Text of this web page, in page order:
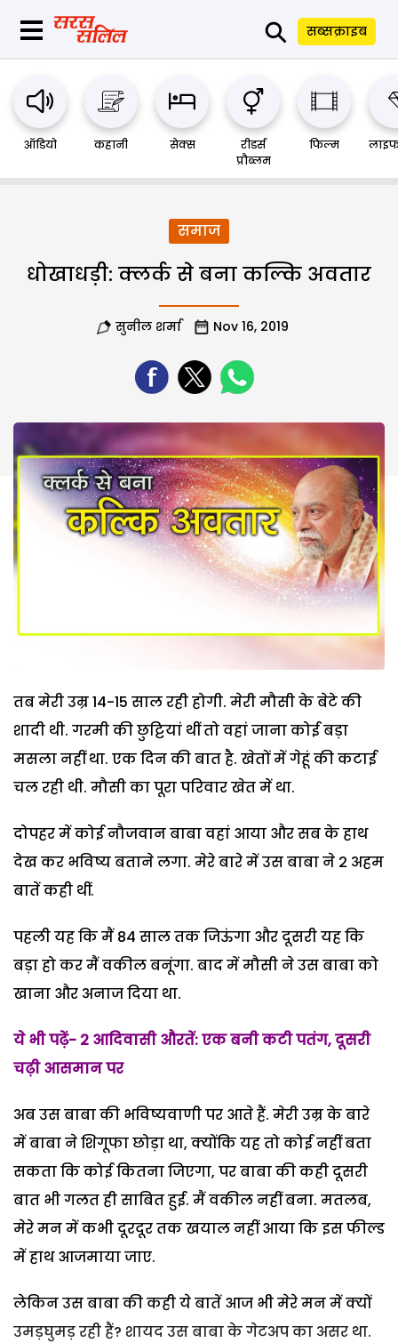
⚲ सब्सक्राइब
ऑडियो कहानी सेक्स
रीडर्स
प्रौब्लम
फिल्म
समाज
धोखाधड़ी: क्लर्क से बना कल्कि अवतार
सुनील शर्मा Nov 16, 2019
तब मेरी उम्र 14-15 साल रही होगी. मेरी मौसी के बेटे की
शादी थी. गरमी की छुट्टियां थीं तो वहां जाना कोई बड़ा
मसला नहीं था. एक दिन की बात है. खेतों में गेहूं की कटाई
चल रही थी. मौसी का पूरा परिवार खेत में था.
दोपहर में कोई नौजवान बाबा वहां आया और सब के हाथ
देख कर भविष्य बताने लगा. मेरे बारे में उस बाबा ने 2 अहम
बातें कही थीं.
पहली यह कि मैं 84 साल तक जिऊंगा और दूसरी यह कि
बड़ा हो कर मैं वकील बनूंगा. बाद में मौसी ने उस बाबा को
खाना और अनाज दिया था.
ये भी पढ़ें- 2 आदिवासी औरतें: एक बनी कटी पतंग, दूसरी
चढ़ी आसमान पर
अब उस बाबा की भविष्यवाणी पर आते हैं. मेरी उम्र के बारे
में बाबा ने शिगूफा छोड़ा था, क्योंकि यह तो कोई नहीं बता
सकता कि कोई कितना जिएगा, पर बाबा की कही दूसरी
बात भी गलत ही साबित हुई. मैं वकील नहीं बना. मतलब,
मेरे मन में कभी दूरदूर तक खयाल नहीं आया कि इस फील्ड
में हाथ आजमाया जाए.
लेकिन उस बाबा की कही ये बातें आज भी मेरे मन में क्यों
उमड़घुमड़ रही हैं? शायद उस बाबा के गेटअप का असर था.